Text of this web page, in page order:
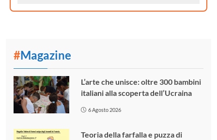
#Magazine
L’arte che unisce: oltre 300 bambini
italiani alla scoperta dell’Ucraina
6 Agosto 2026
Teoria della farfalla e puzza di